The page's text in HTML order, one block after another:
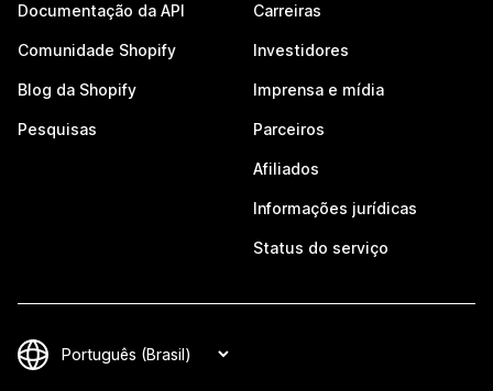
Documentação da API
Comunidade Shopify
Blog da Shopify
Pesquisas
Carreiras
Investidores
Imprensa e mídia
Parceiros
Afiliados
Informações jurídicas
Status do serviço